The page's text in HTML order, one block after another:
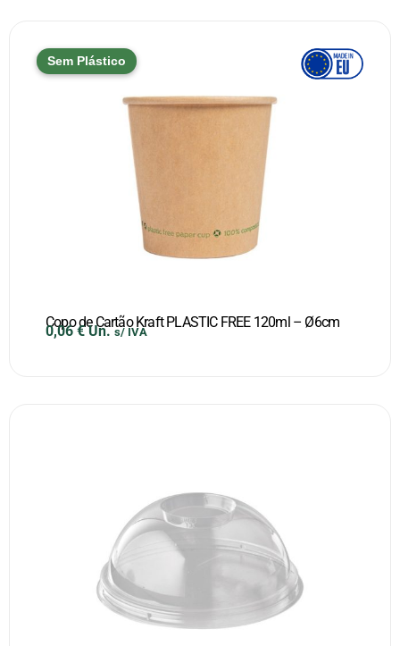
Sem Plástico
Copo de Cartão Kraft PLASTIC FREE 120ml – Ø6cm
0,06€ Un. s/ IVA